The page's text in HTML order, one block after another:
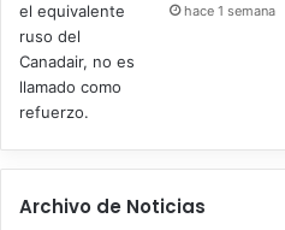
hace 1 semana
Archivo de Noticias